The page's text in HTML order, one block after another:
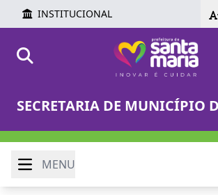
INSTITUCIONAL
SECRETARIA DE MUNICÍPIO
MENU